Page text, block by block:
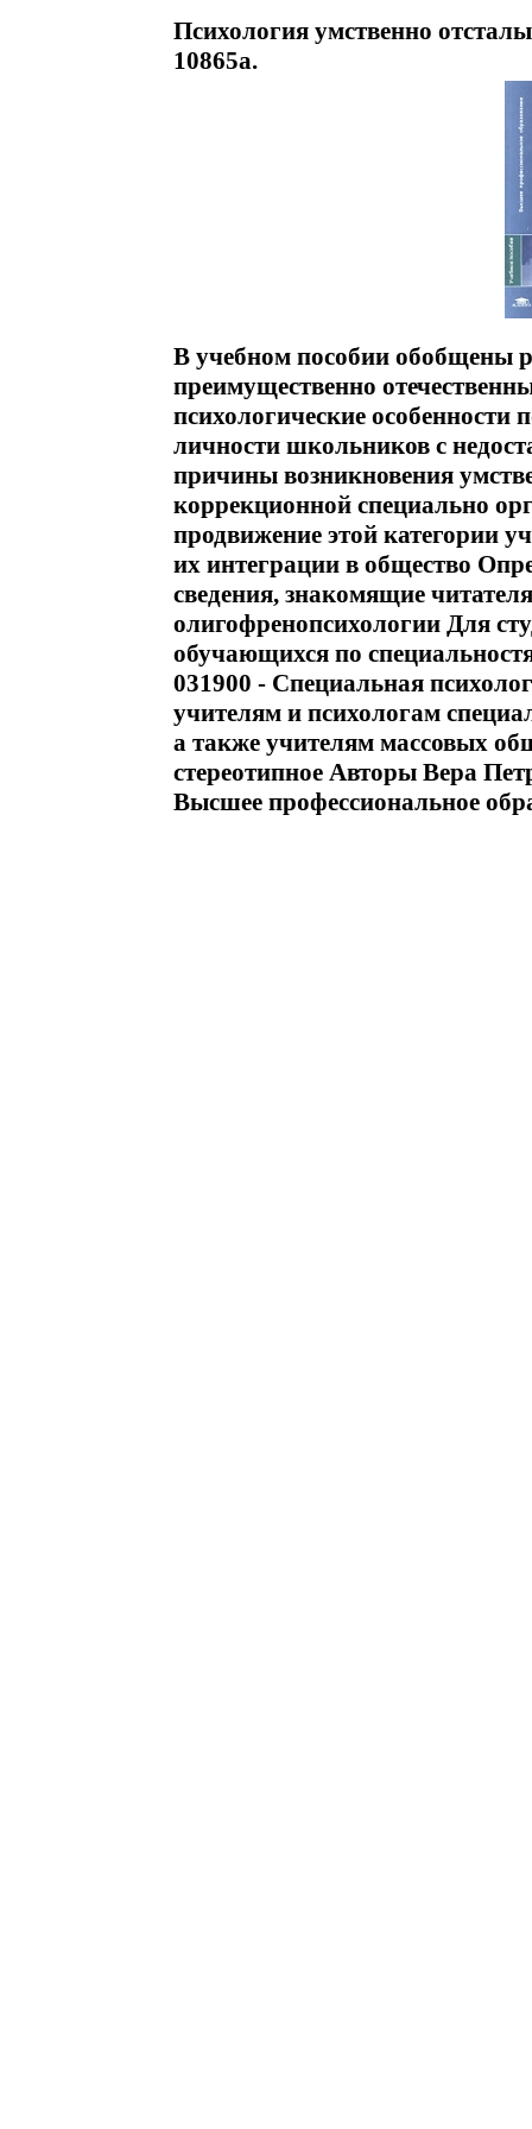
Психология умственно
10865a.
В учебном пособии обобщены
преимущественно
психологические особенности
личности школьников с
причины возникновения
коррекционной специально
продвижение этой категории
их интеграции в общество
сведения, знакомящие
олигофренопсихологии Для
обучающихся по
031900 - Специальная
учителям и психологам
а также учителям массовых
стереотипное Авторы Вера
Высшее профессиональное